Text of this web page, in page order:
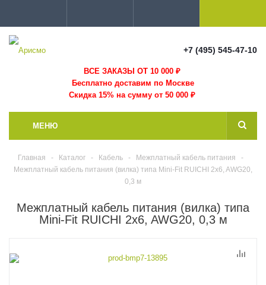
+7 (495) 545-47-10
ВСЕ ЗАКАЗЫ ОТ 10 000₽
Бесплатно доставим по Москве
Скидка 15% на сумму от 50 000 ₽
МЕНЮ
Главная - Каталог - Кабель - Межплатный кабель питания
-
Межплатный кабель питания (вилка) типа Mini-Fit RUICHI 2x6, AWG20,
0,3 м
Межплатный кабель питания (вилка) типа
Mini-Fit RUICHI 2x6, AWG20, 0,3 м